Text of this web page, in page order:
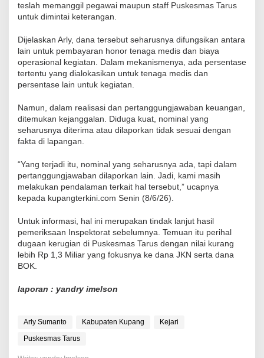
teslah memanggil pegawai maupun staff Puskesmas Tarus
untuk dimintai keterangan.
Dijelaskan Arly, dana tersebut seharusnya difungsikan antara
lain untuk pembayaran honor tenaga medis dan biaya
operasional kegiatan. Dalam mekanismenya, ada persentase
tertentu yang dialokasikan untuk tenaga medis dan
persentase lain untuk kegiatan.
Namun, dalam realisasi dan pertanggungjawaban keuangan,
ditemukan kejanggalan. Diduga kuat, nominal yang
seharusnya diterima atau dilaporkan tidak sesuai dengan
fakta di lapangan.
“Yang terjadi itu, nominal yang seharusnya ada, tapi dalam
pertanggungjawaban dilaporkan lain. Jadi, kami masih
melakukan pendalaman terkait hal tersebut,” ucapnya
kepada kupangterkini.com Senin (8/6/26).
Untuk informasi, hal ini merupakan tindak lanjut hasil
pemeriksaan Inspektorat sebelumnya. Temuan itu perihal
dugaan kerugian di Puskesmas Tarus dengan nilai kurang
lebih Rp 1,3 Miliar yang fokusnya ke dana JKN serta dana
BOK.
laporan : yandry imelson
Arly Sumanto Kabupaten Kupang
Kejari
Puskesmas Tarus